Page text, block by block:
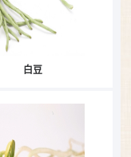
白豆